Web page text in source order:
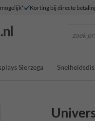
Korting bij directe
zoek
Sierzega